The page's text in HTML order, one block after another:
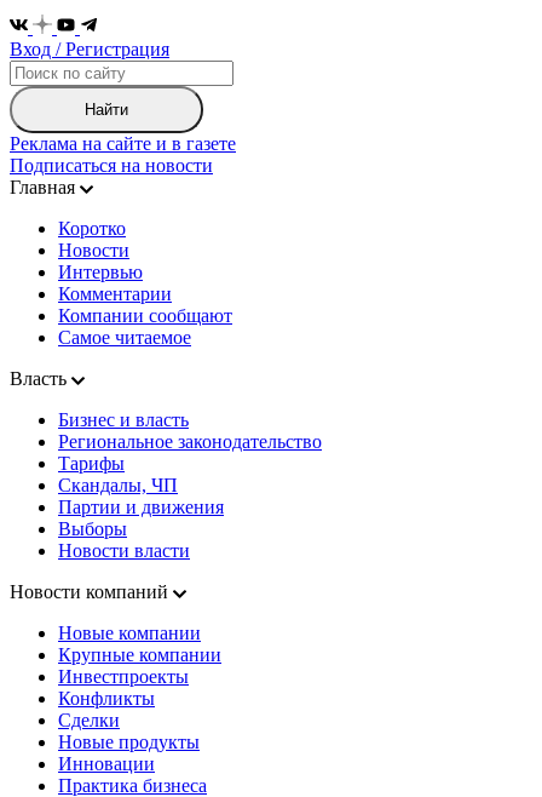
Вход / Регистрация
Найти
Реклама на сайте и в газете
Подписаться на новости
Главная
Коротко
Новости
Интервью
Комментарии
Компании сообщают
Самое читаемое
Власть
Бизнес и власть
Региональное законодательство
Тарифы
Скандалы, ЧП
Партии и движения
Выборы
Новости власти
Новости компаний
Новые компании
Крупные компании
Инвестпроекты
Конфликты
Сделки
Новые продукты
Инновации
Практика бизнеса